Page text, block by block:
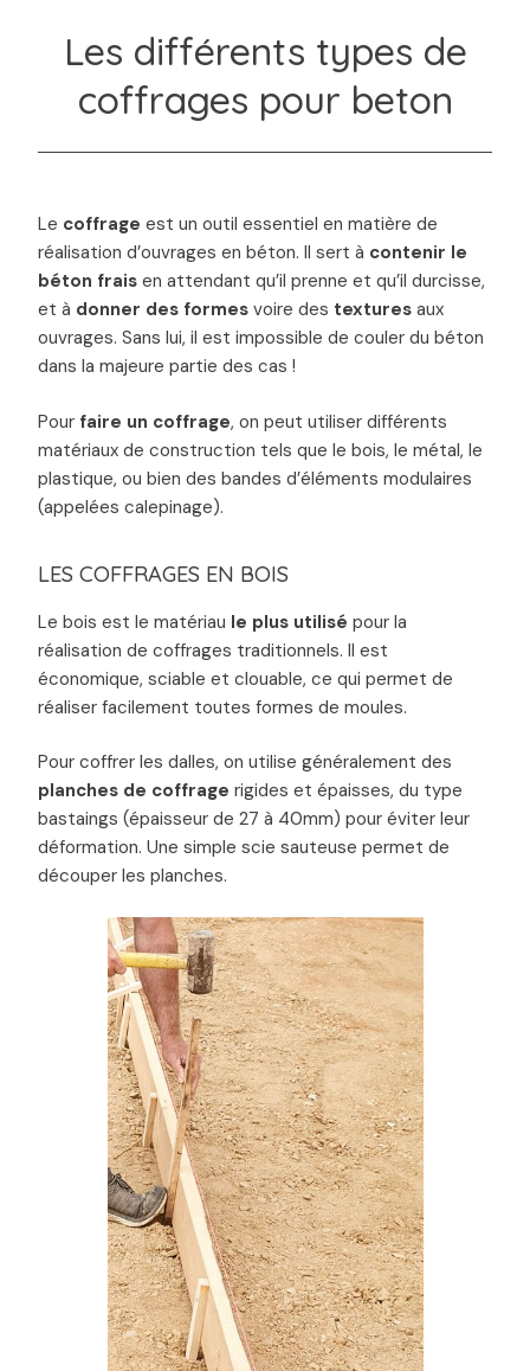
Les différents types de
coffrages pour beton
Le coffrage est un outil essentiel en matière de
réalisation d’ouvrages en béton. Il sert à contenir le
béton frais en attendant qu’il prenne et qu’il durcisse,
et à donner des formes voire des textures aux
ouvrages. Sans lui, il est impossible de couler du béton
dans la majeure partie des cas !
Pour faire un coffrage, on peut utiliser différents
matériaux de construction tels que le bois, le métal, le
plastique, ou bien des bandes d’éléments modulaires
(appelées calepinage).
LES COFFRAGES EN BOIS
Le bois est le matériau le plus utilisé pour la
réalisation de coffrages traditionnels. Il est
économique, sciable et clouable, ce qui permet de
réaliser facilement toutes formes de moules.
Pour coffrer les dalles, on utilise généralement des
planches de coffrage rigides et épaisses, du type
bastaings (épaisseur de 27 à 40mm) pour éviter leur
déformation. Une simple scie sauteuse permet de
découper les planches.